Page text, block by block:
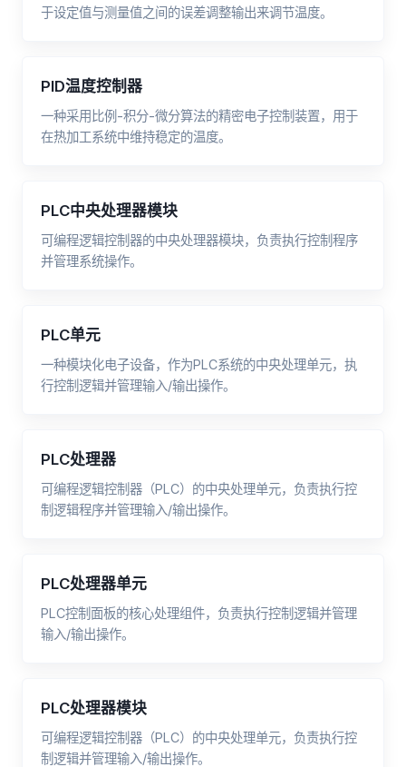
于设定值与测量值之间的误差调整输出来调节温度。
PID温度控制器
一种采用比例-积分-微分算法的精密电子控制装置，用于
在热加工系统中维持稳定的温度。
PLC中央处理器模块
可编程逻辑控制器的中央处理器模块，负责执行控制程序
并管理系统操作。
PLC单元
一种模块化电子设备，作为PLC系统的中央处理单元，执
行控制逻辑并管理输入/输出操作。
PLC处理器
可编程逻辑控制器（PLC）的中央处理单元，负责执行控
制逻辑程序并管理输入/输出操作。
PLC处理器单元
PLC控制面板的核心处理组件，负责执行控制逻辑并管理
输入/输出操作。
PLC处理器模块
可编程逻辑控制器（PLC）的中央处理单元，负责执行控
制逻辑并管理输入/输出操作。